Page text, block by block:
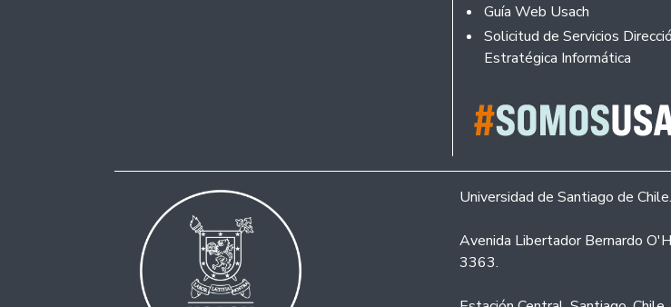
Guía Web Usach
Solicitud de Servicios
Estratégica Informática
Universidad de Santiago de Chile.
Avenida Libertador Bernardo
3363.